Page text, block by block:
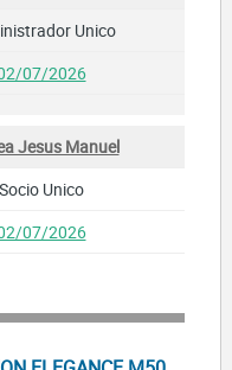
Unico
07/2026
Jesus Manuel
Socio Unico
07/2026